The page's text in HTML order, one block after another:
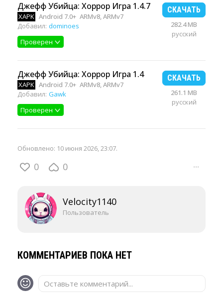
Джефф Убийца: Хоррор Игра 1.4.7
XAPK Android 7.0+ ARMv8, ARMv7
Добавил: dominoes
Проверен
СКАЧАТЬ
282.4 MB
русский
Джефф Убийца: Хоррор Игра 1.4
XAPK Android 7.0+ ARMv8, ARMv7
Добавил: Gawk
Проверен
СКАЧАТЬ
261.1 MB
русский
Обновлено: 10 июня 2026, 23:07.
0 0 ···
Velocity1140
Пользователь
КОММЕНТАРИЕВ ПОКА НЕТ
Оставьте комментарий...